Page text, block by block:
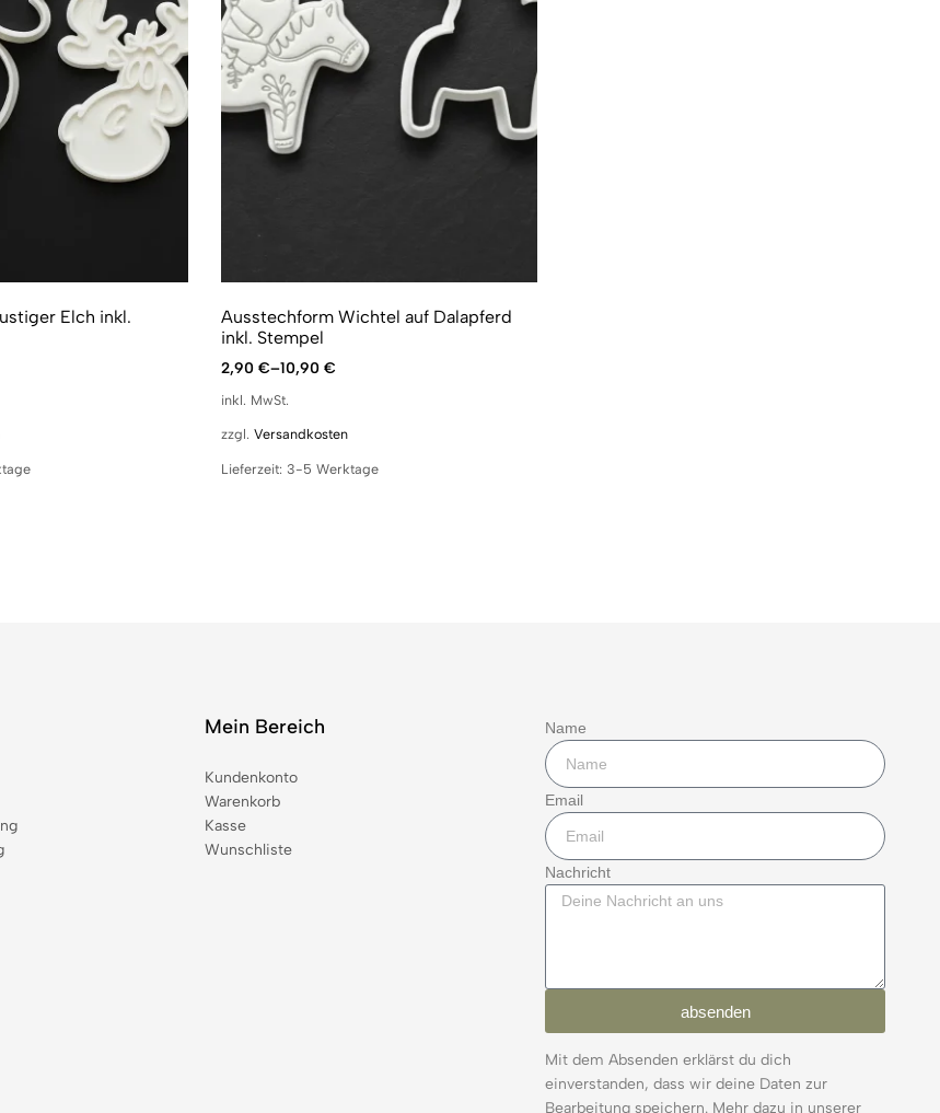
Elch inkl.
Ausstechform Wichtel auf Dalapferd
inkl. Stempel
2,90 €–10,90 €
inkl. MwSt.
zzgl. Versandkosten
Lieferzeit: 3-5 Werktage
Mein Bereich
Kundenkonto
Warenkorb
Kasse
Wunschliste
Name
Email
Nachricht
absenden
Mit dem Absenden erklärst du dich
einverstanden, dass wir deine Daten zur
Bearbeitung speichern. Mehr dazu in unserer